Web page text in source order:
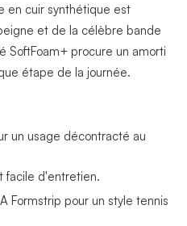
en cuir synthétique est
et de la célèbre bande
SoftFoam+ procure un amorti
étape de la journée.
un usage décontracté au
facile d'entretien.
Formstrip pour un style tennis